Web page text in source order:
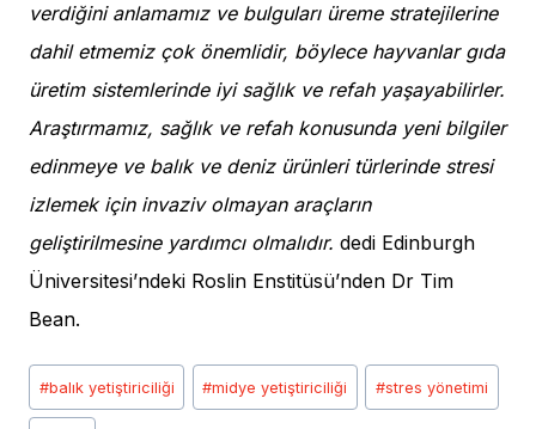
verdiğini anlamamız ve bulguları üreme stratejilerine
dahil etmemiz çok önemlidir, böylece hayvanlar gıda
üretim sistemlerinde iyi sağlık ve refah yaşayabilirler.
Araştırmamız, sağlık ve refah konusunda yeni bilgiler
edinmeye ve balık ve deniz ürünleri türlerinde stresi
izlemek için invaziv olmayan araçların
geliştirilmesine yardımcı olmalıdır. dedi Edinburgh
Üniversitesi’ndeki Roslin Enstitüsü’nden Dr Tim
Bean.
Post
Tags:
#balık yetiştiriciliği #midye yetiştiriciliği #stres yönetimi